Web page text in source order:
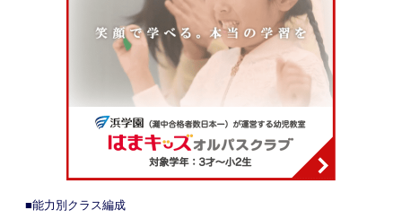
■能力別クラス編成